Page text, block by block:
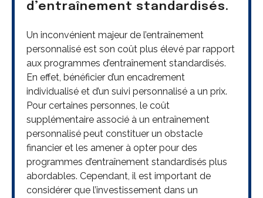
d’entraînement standardisés.
Un inconvénient majeur de l’entraînement
personnalisé est son coût plus élevé par rapport
aux programmes d’entraînement standardisés.
En effet, bénéficier d’un encadrement
individualisé et d’un suivi personnalisé a un prix.
Pour certaines personnes, le coût
supplémentaire associé à un entraînement
personnalisé peut constituer un obstacle
financier et les amener à opter pour des
programmes d’entraînement standardisés plus
abordables. Cependant, il est important de
considérer que l’investissement dans un